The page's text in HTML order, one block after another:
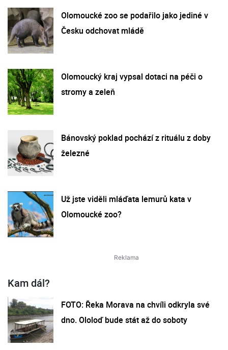
Olomoucké zoo se podařilo jako jediné v
Česku odchovat mládě
Olomoucký kraj vypsal dotaci na péči o
stromy a zeleň
Bánovský poklad pochází z rituálu z doby
železné
Už jste viděli mláďata lemurů kata v
Olomoucké zoo?
Kam dál?
FOTO: Řeka Morava na chvíli odkryla své
dno. Ololoď bude stát až do soboty